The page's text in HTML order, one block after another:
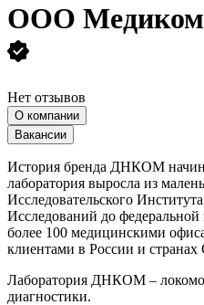
ООО Медиком
Нет отзывов
О компании
Вакансии
История бренда ДНКОМ
лаборатория выросла из
Исследовательского
Исследований до
более 100 медицинскими
клиентами в России и
Лаборатория ДНКОМ –
диагностики.